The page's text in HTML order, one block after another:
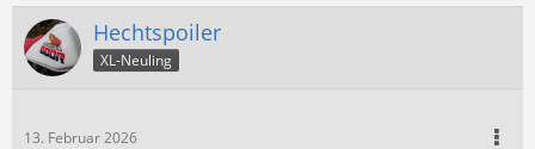
Hechtspoiler
XL-Neuling
13. Februar 2026